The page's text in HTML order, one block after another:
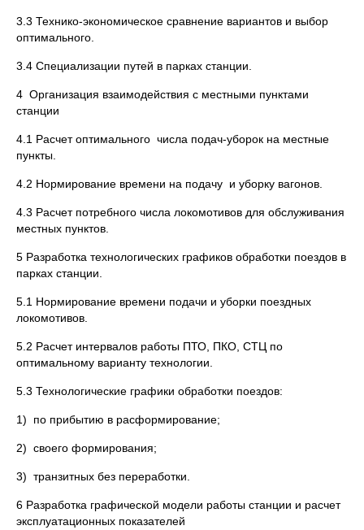
3.3 Технико-экономическое сравнение вариантов и выбор
оптимального.
3.4 Специализации путей в парках станции.
4 Организация взаимодействия с местными пунктами
станции
4.1 Расчет оптимального числа подач-уборок на местные
пункты.
4.2 Нормирование времени на подачу и уборку вагонов.
4.3 Расчет потребного числа локомотивов для обслуживания
местных пунктов.
5 Разработка технологических графиков обработки поездов в
парках станции.
5.1 Нормирование времени подачи и уборки поездных
локомотивов.
5.2 Расчет интервалов работы ПТО, ПКО, СТЦ по
оптимальному варианту технологии.
5.3 Технологические графики обработки поездов:
1) по прибытию в расформирование;
2) своего формирования;
3) транзитных без переработки.
6 Разработка графической модели работы станции и расчет
эксплуатационных показателей